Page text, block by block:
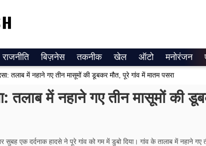
राजनीति बिज़नेस तकनीक खेल ऑटो मनोरंजन
तलाब में नहाने गए तीन मासूमों की डूबकर मौत, पूरे गांव में मातम पसरा
तलाब में नहाने गए तीन मासूमों की
सुबह एक दर्दनाक हादसे ने पूरे गांव को गम में डुबो दिया। गांव के तालाब में नहाने